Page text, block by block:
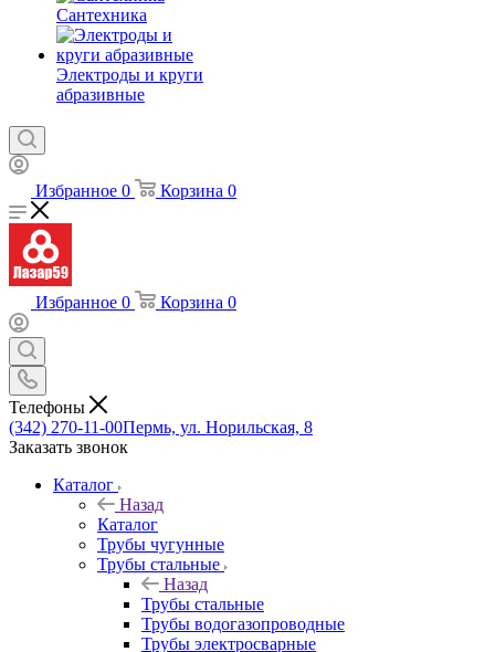
Сантехника
Электроды и круги
абразивные
Избранное 0 Корзина 0
Избранное 0 Корзина 0
Телефоны
(342) 270-11-00Пермь, ул. Норильская, 8
Заказать звонок
Каталог
Назад
Каталог
Трубы чугунные
Трубы стальные
Назад
Трубы стальные
Трубы водогазопроводные
Трубы электросварные